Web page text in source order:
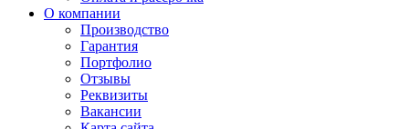
О компании
Производство
Гарантия
Портфолио
Отзывы
Реквизиты
Вакансии